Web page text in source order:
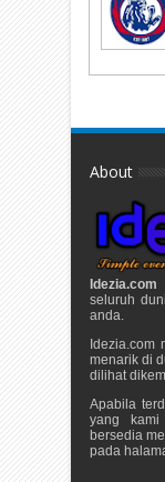
About
Idezia.com
seluruh
anda.
Idezia.com
menarik di
dilihat
Apabila
yang kami
bersedia
pada